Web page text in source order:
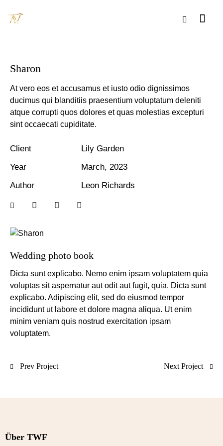
Sharon
At vero eos et accusamus et iusto odio dignissimos
ducimus qui blanditiis praesentium voluptatum deleniti
atque corrupti quos dolores et quas molestias excepturi
sint occaecati cupiditate.
Client
Lily Garden
Year
March, 2023
Author
Leon Richards
Wedding photo book
Dicta sunt explicabo. Nemo enim ipsam voluptatem quia
voluptas sit aspernatur aut odit aut fugit, quia. Dicta sunt
explicabo. Adipiscing elit, sed do eiusmod tempor
incididunt ut labore et dolore magna aliqua. Ut enim
minim veniam quis nostrud exercitation ipsam
voluptatem.
Prev Project Next Project
Über TWF